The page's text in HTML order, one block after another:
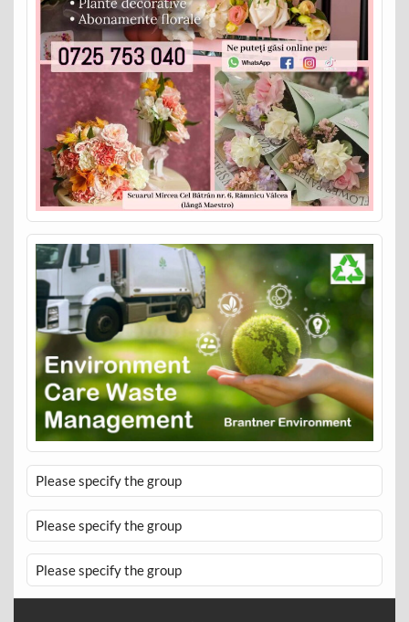
Please specify the group
Please specify the group
Please specify the group